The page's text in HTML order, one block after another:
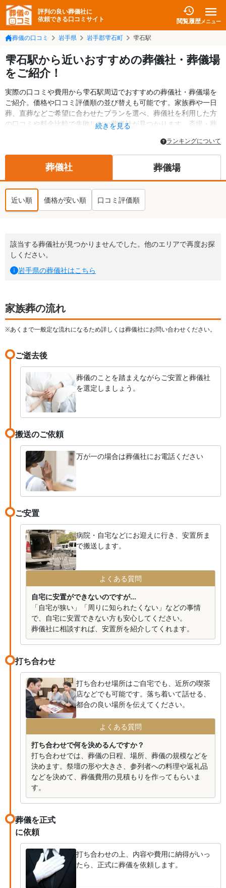
評判の良い葬儀社に
依頼できる口コミサイト
閲覧履歴メニュー
葬儀の口コミ 岩手県 岩手郡雫石町 雫石駅
雫石駅から近いおすすめの葬儀社・葬儀場
をご紹介！
実際の口コミや費用から雫石駅周辺でおすすめの葬儀社・葬儀場を
ご紹介。価格や口コミ評価順の並び替えも可能です。家族葬や一日
葬、直葬などご希望に合わせたプランを選べ、葬儀社を利用した方
の口コミや料金比較で失敗しない葬儀社が見つかります。斎場・葬
の情報も掲載しています。24時間の相談受付で深夜・早朝でも対応
可能です。
続きを見る
ランキングについて
葬儀社 葬儀場
近い順 価格が安い順 口コミ評価順
該当する葬儀社が見つかりませんでした。他のエリアで再度お探
しください。
岩手県の葬儀社はこちら
家族葬の流れ
※あくまで一般定な流れになるため詳しくは葬儀社にお問い合わせください。
ご逝去後
葬儀のことを踏まえながらご安置と葬儀社
を選定しましょう。
搬送のご依頼
万が一の場合は葬儀社にお電話ください
ご安置
病院・自宅などにお迎えに行き、安置所ま
で搬送します。
よくある質問
自宅に安置ができないのですが...
「自宅が狭い」「周りに知られたくない」などの事情
で、自宅に安置できない方も安心してください。
葬儀社に相談すれば、安置所を紹介してくれます。
打ち合わせ
打ち合わせ場所はご自宅でも、近所の喫茶
店などでも可能です。落ち着いて話せる、
都合の良い場所を伝えてください。
よくある質問
打ち合わせで何を決めるんですか？
打ち合わせでは、葬儀の日程、場所、葬儀の規模などを
決めます。祭壇の形や大きさ、参列者への料理や返礼品
などを決めて、葬儀費用の見積もりを作ってもらいま
す。
葬儀を正式
に依頼
打ち合わせの上、内容や費用に納得がいっ
たら、正式に葬儀を依頼します。